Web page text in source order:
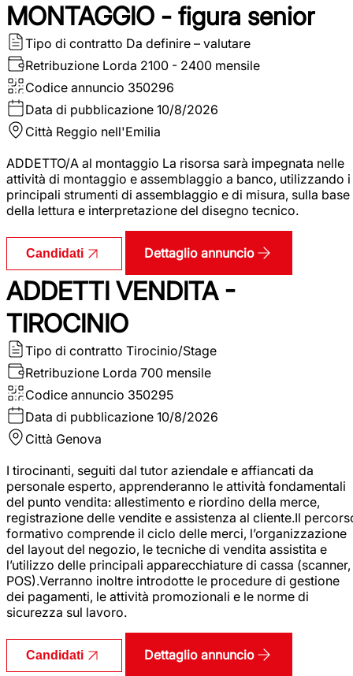
MONTAGGIO - figura senior
Tipo di contratto Da definire – valutare
Retribuzione Lorda 2100 - 2400 mensile
Codice annuncio 350296
Data di pubblicazione 10/8/2026
Città Reggio nell'Emilia
ADDETTO/A al montaggio La risorsa sarà impegnata nelle
attività di montaggio e assemblaggio a banco, utilizzando i
principali strumenti di assemblaggio e di misura, sulla base
della lettura e interpretazione del disegno tecnico.
Candidati Dettaglio annuncio
ADDETTI VENDITA -
TIROCINIO
Tipo di contratto Tirocinio/Stage
Retribuzione Lorda 700 mensile
Codice annuncio 350295
Data di pubblicazione 10/8/2026
Città Genova
I tirocinanti, seguiti dal tutor aziendale e affiancati da
personale esperto, apprenderanno le attività fondamentali
del punto vendita: allestimento e riordino della merce,
registrazione delle vendite e assistenza al cliente.Il
formativo comprende il ciclo delle merci, l’organizzazione
del layout del negozio, le tecniche di vendita assistita e
l’utilizzo delle principali apparecchiature di cassa (scanner,
POS).Verranno inoltre introdotte le procedure di gestione
dei pagamenti, le attività promozionali e le norme di
sicurezza sul lavoro.
Candidati Dettaglio annuncio